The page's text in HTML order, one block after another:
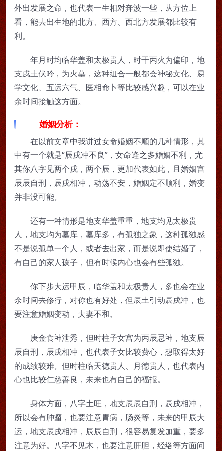
外出发展之命，也代表一生相对奔波一些，从方位上
看，能去出生地的北方、西方、西北方发展都比较有
利。
年月时均临华盖和太极贵人，时干丙火为偏印，地
支戌土伏吟，为火墓，这种组合一般都会神秘文化、易
学文化、五运六气、医相命卜等比较感兴趣，可以在业
余时间接触这方面。
婚姻分析：
在以前文章中我讲过女命婚姻不顺的几种情形，其
中有一个就是“辰戌冲不良”，女命逢之多婚姻不利，尤
其你八字见两个戌，两个辰，更加代表如此，且婚姻宫
辰辰自刑，辰戌相冲，动荡不安，婚姻定不顺利，婚变
并非没可能。
还有一种情形是地支华盖重重，地支均见太极贵
人，地支均为墓库，墓库多，有孤独之象，这种孤独感
不是说孤单一个人，或者去出家，而是说即使结婚了，
有自己的家人孩子，但有时候内心也会有些孤独。
你下步大运甲辰，临华盖和太极贵人，多也会在业
余时间去修行，对你也有好处，但辰土引动辰戌冲，也
要注意婚姻变动，夫妻不和。
庚金食神泄秀，但时柱子女宫为丙辰忌神，地支辰
辰自刑，辰戌相冲，也代表子女比较费心，想取得太好
的成绩较难。但时柱临天德贵人、月德贵人，也代表内
心也比较仁慈善良，未来也有自己的福报。
身体方面，八字土旺，地支辰辰自刑，辰戌相冲，
所以会有肿瘤，也要注意胃病，肠炎等，未来的甲辰大
运，地支辰戌相冲，辰辰自刑，很容易复发加重，要多
注意为好。八字不见木，也要注意肝胆，经络等方面问